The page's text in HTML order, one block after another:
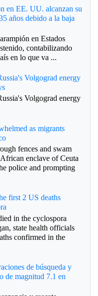
en EE. UU. alcanzan su
años debido a la baja
en Estados
contabilizando
en lo que va ...
Volgograd energy
Volgograd energy
as migrants
fences and swam
enclave of Ceuta
police and prompting
first 2 US deaths
in the cyclospora
state health officials
confirmed in the
de búsqueda y
de magnitud 7.1 en